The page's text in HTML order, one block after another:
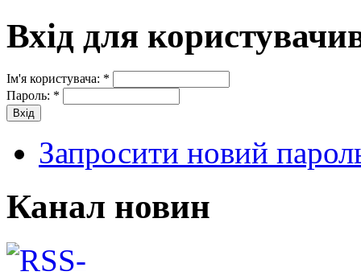
Вхід для
Ім'я користувача: *
Пароль: *
Запросити новий
Канал новин